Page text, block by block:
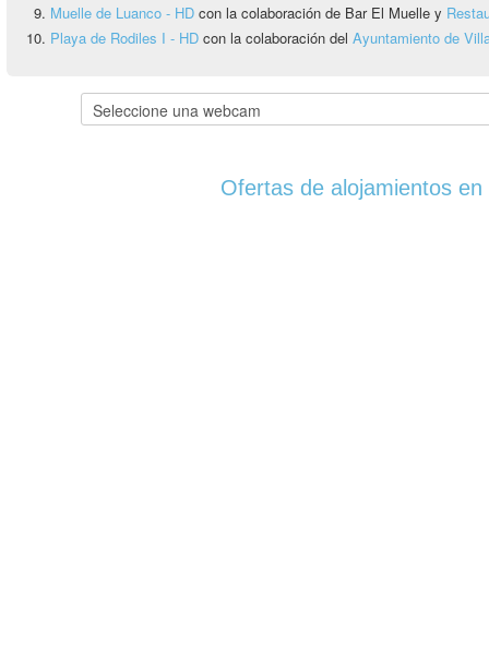
Muelle de Luanco - HD con la colaboración de Bar El Muelle y
Playa de Rodiles I - HD con la colaboración del Ayuntamiento de
Ofertas de alojamientos en